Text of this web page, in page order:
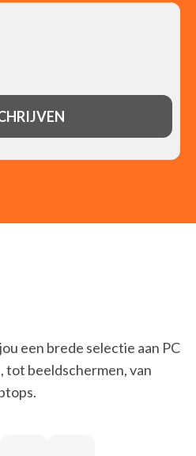
een brede selectie aan PC
tot beeldschermen, van